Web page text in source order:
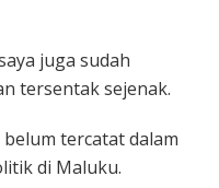
juga sudah
tersentak sejenak.
tercatat dalam
di Maluku.